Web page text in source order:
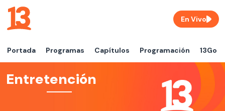
Portada Programas Capítulos Programación 13Go
En Vivo
Entretención